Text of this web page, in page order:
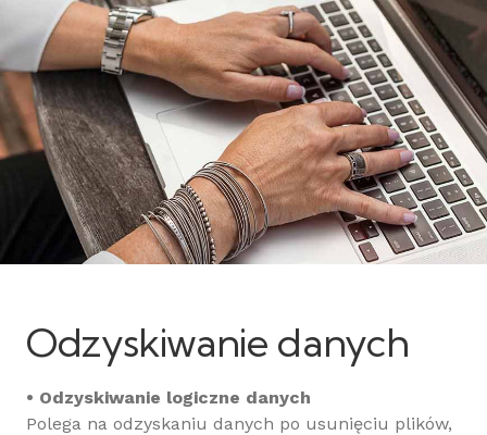
Odzyskiwanie danych
• Odzyskiwanie logiczne danych
Polega na odzyskaniu danych po usunięciu plików,